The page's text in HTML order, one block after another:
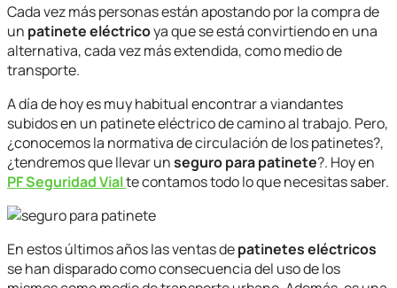
Cada vez más personas están apostando por la compra de
un patinete eléctricoya que se está convirtiendo en una
alternativa, cada vez más extendida, como medio de
transporte.
A día de hoy es muy habitual encontrar a viandantes
subidos en un patinete eléctrico de camino al trabajo. Pero,
¿conocemos la normativa de circulación de los patinetes?,
¿tendremos que llevar unseguro para patinete?. Hoy en
PF Seguridad Vialte contamos todo lo que necesitas saber.
En estos últimos años las ventas depatinetes eléctricos
se han disparado como consecuencia del uso de los